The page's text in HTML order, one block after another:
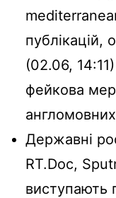
публікацій,
(02.06,
фейкова
Державні
RT.Doc,
виступають